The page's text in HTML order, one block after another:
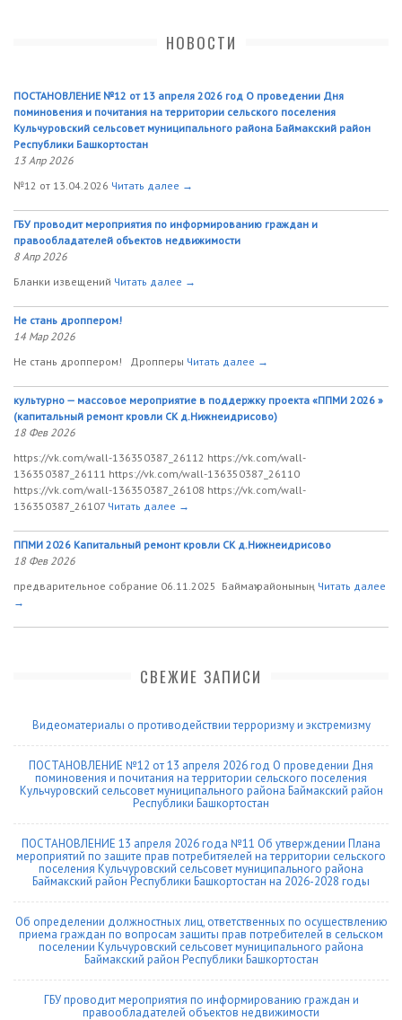
НОВОСТИ
ПОСТАНОВЛЕНИЕ №12 от 13 апреля 2026 год О проведении Дня
поминовения и почитания на территории сельского поселения
Кульчуровский сельсовет муниципального района Баймакский район
Республики Башкортостан
13 Апр 2026
№12 от 13.04.2026 Читать далее →
ГБУ проводит мероприятия по информированию граждан и
правообладателей объектов недвижимости
8 Апр 2026
Бланки извещений Читать далее →
Не стань дроппером!
14 Мар 2026
Не стань дроппером! Дропперы Читать далее →
культурно — массовое мероприятие в поддержку проекта «ППМИ 2026 »
(капитальный ремонт кровли СК д.Нижнеидрисово)
18 Фев 2026
https://vk.com/wall-136350387_26112 https://vk.com/wall-
136350387_26111 https://vk.com/wall-136350387_26110
https://vk.com/wall-136350387_26108 https://vk.com/wall-
136350387_26107 Читать далее →
ППМИ 2026 Капитальный ремонт кровли СК д.Нижнеидрисово
18 Фев 2026
предварительное собрание 06.11.2025 Баймаҡ районының Читать далее
→
СВЕЖИЕ ЗАПИСИ
Видеоматериалы о противодействии терроризму и экстремизму
ПОСТАНОВЛЕНИЕ №12 от 13 апреля 2026 год О проведении Дня
поминовения и почитания на территории сельского поселения
Кульчуровский сельсовет муниципального района Баймакский район
Республики Башкортостан
ПОСТАНОВЛЕНИЕ 13 апреля 2026 года №11 Об утверждении Плана
мероприятий по защите прав потребитяелей на территории сельского
поселения Кульчуровский сельсовет муниципального района
Баймакский район Республики Башкортостан на 2026-2028 годы
Об определении должностных лиц, ответственных по осуществлению
приема граждан по вопросам защиты прав потребителей в сельском
поселении Кульчуровский сельсовет муниципального района
Баймакский район Республики Башкортостан
ГБУ проводит мероприятия по информированию граждан и
правообладателей объектов недвижимости